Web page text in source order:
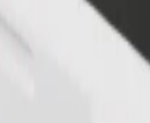
класу.